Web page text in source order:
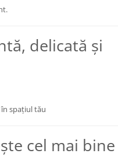
delicată și
spațiul tău
cel mai bine